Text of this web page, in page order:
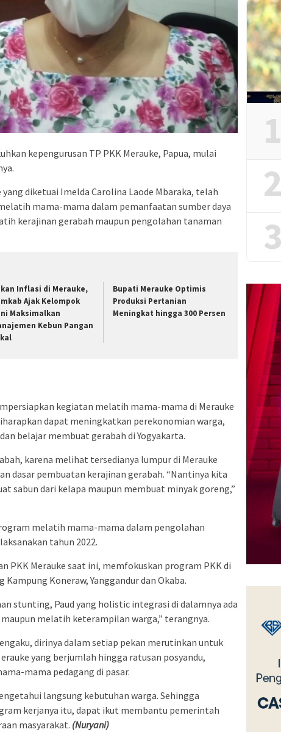
kepengurusan TP PKK Merauke, Papua, mulai
diketuai Imelda Carolina Laode Mbaraka, telah
mama-mama dalam pemanfaatan sumber daya
kerajinan gerabah maupun pengolahan tanaman
Inflasi di Merauke,
Ajak Kelompok
Maksimalkan
Kebun Pangan
Bupati Merauke Optimis
Produksi Pertanian
Meningkat hingga 300 Persen
kegiatan melatih mama-mama di Merauke
dapat meningkatkan perekonomian warga,
belajar membuat gerabah di Yogyakarta.
karena melihat tersedianya lumpur di Merauke
dasar pembuatan kerajinan gerabah. “Nantinya kita
sabun dari kelapa maupun membuat minyak goreng,”
melatih mama-mama dalam pengolahan
tahun 2022.
PKK Merauke saat ini, memfokuskan program PKK di
Koneraw, Yanggandur dan Okaba.
stunting, Paud yang holistic integrasi di dalamnya ada
melatih keterampilan warga,” terangnya.
dirinya dalam setiap pekan merutinkan untuk
yang berjumlah hingga ratusan posyandu,
mama pedagang di pasar.
langsung kebutuhan warga. Sehingga
kerjanya itu, dapat ikut membantu pemerintah
masyarakat. (Nuryani)
1
2
3